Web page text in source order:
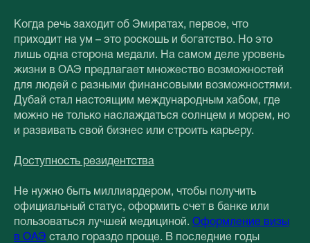
Когда речь заходит об Эмиратах, первое, что
приходит на ум – это роскошь и богатство. Но это
лишь одна сторона медали. На самом деле уровень
жизни в ОАЭ предлагает множество возможностей
для людей с разными финансовыми возможностями.
Дубай стал настоящим международным хабом, где
можно не только наслаждаться солнцем и морем, но
и развивать свой бизнес или строить карьеру.
Доступность резидентства
Не нужно быть миллиардером, чтобы получить
официальный статус, оформить счет в банке или
пользоваться лучшей медициной. Оформление визы
в ОАЭ стало гораздо проще. В последние годы